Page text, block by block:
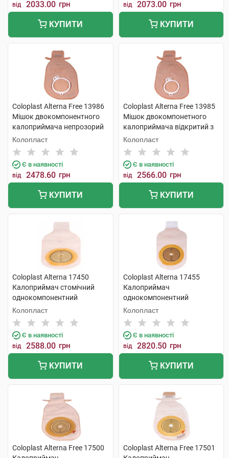
від 2033.00 грн
КУПИТИ
від 2073.00 грн
КУПИТИ
Coloplast Alterna Free 13986
Мішок двокомпонентного
калоприймача непрозорий
відкритий фланець-60 мм 30
шт
Колопласт
Є в наявності
від 2478.60 грн
КУПИТИ
Coloplast Alterna Free 13985
Мішок двокомпонетного
калоприймача відкритий з
фільтром фланець-50 мм 30
шт
Колопласт
Є в наявності
від 2566.00 грн
КУПИТИ
Coloplast Alterna 17450
Калоприймач стомічний
однокомпонентний
непрозорий відкритий 10-70
мм 30 шт
Колопласт
Є в наявності
від 2588.00 грн
КУПИТИ
Coloplast Alterna 17455
Калоприймач
однокомпонентний
прозорий відкритий
фланець-10-70 мм 30 шт
Колопласт
Є в наявності
від 2820.50 грн
КУПИТИ
Coloplast Alterna Free 17500
Coloplast Alterna Free 17501